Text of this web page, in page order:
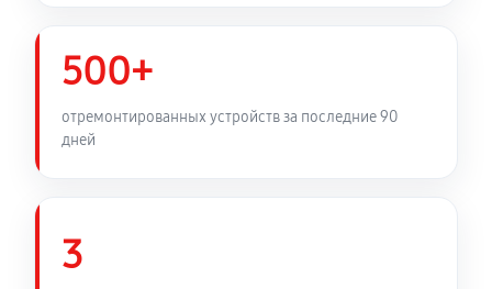
500+
отремонтированных устройств за последние 90
дней
3